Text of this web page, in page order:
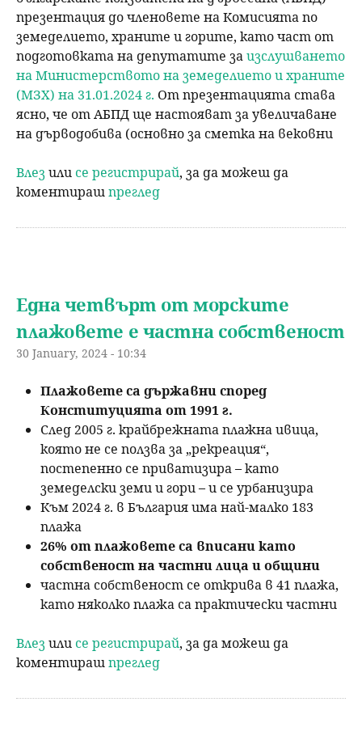
презентация до членовете на Комисията по
земеделието, храните и горите, като част от
подготовката на депутатите заизслушването
на Министерството на земеделието и храните
(МЗХ) на 31.01.2024 г. От презентацията става
ясно, че от АБПД ще настояват за увеличаване
на дърводобива (основно за сметка на вековни
Влезили се регистрирай, за да можеш да
коментирашпреглед
Една четвърт от морските
плажовете е частна собственост
30 January, 2024 - 10:34
Плажовете са държавни според
Конституцията от 1991 г.
След 2005 г. крайбрежната плажна ивица,
която не се ползва за „рекреация“,
постепенно се приватизира – като
земеделски земи и гори – и се урбанизира
Към 2024 г. в България има най-малко 183
плажа
26% от плажовете са вписани като
собственост на частни лица и общини
частна собственост се открива в 41 плажа,
като няколко плажа са практически частни
Влезили се регистрирай, за да можеш да
коментирашпреглед